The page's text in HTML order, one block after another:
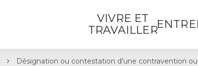
VIVRE ET
TRAVAILLER
Désignation ou contestation d’une contravention